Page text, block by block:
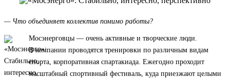
— Что объединяет коллектив помимо работы?
Мосэнерговцы — очень активные и творческие люди.
В компании проводятся тренировки по различным видам
спорта, корпоративная спартакиада. Ежегодно проходит
масштабный спортивный фестиваль, куда приезжают целыми